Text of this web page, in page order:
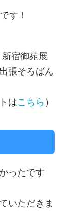
す！
宿御苑展
張そろばん
はこちら ）
ったです
いただきま